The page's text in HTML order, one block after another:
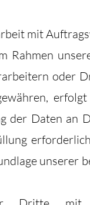
mit
Rahmen
oder
der Daten an
unserer